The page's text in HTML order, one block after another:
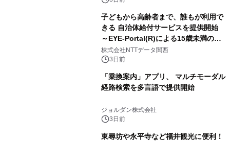
子どもから高齢者まで、誰もが利用で
きる 自治体給付サービスを提供開始
～EYE-Portal(R)による15歳未満の本
人認証と デジタルデバイド対策で実現
～
株式会社NTTデータ関西
3日前
「乗換案内」アプリ、 マルチモーダル
経路検索を多言語で提供開始
ジョルダン株式会社
3日前
東尋坊や永平寺など福井観光に便利！